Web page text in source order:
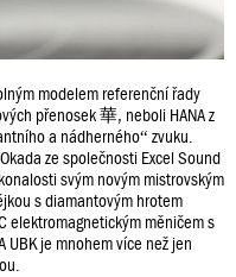
modelem referenční řady
přenosek 華, neboli HANA z
a nádherného“ zvuku.
ze společnosti Excel Sound
svým novým mistrovským
s diamantovým hrotem
elektromagnetickým měničem s
UBK je mnohem více než jen